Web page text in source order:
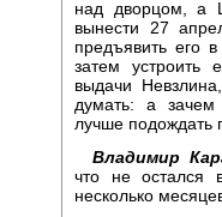
над дворцом, а
вынести 27
предъявить его
затем устроить
выдачи
думать: а зачем
лучше подождать
Владимир
что не остался
несколько